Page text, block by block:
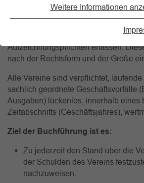
Weitere Informationen
(Organisationseinheit) des Vereins
Buchführung durchgeführt wird.
Der Gesetzgeber hat eine Reihe von
Aufzeichnungspflichten erlassen.
nach der Rechtsform und der Größe
Alle Vereine sind verpflichtet,
sachlich geordnete Geschäftsvorfälle
Ausgaben) lückenlos, innerhalb eines
Zeitabschnitts (Geschäftsjahres),
Ziel der Buchführung ist es:
Zu jederzeit den Stand über die
der Schulden des Vereins
nachzuweisen.